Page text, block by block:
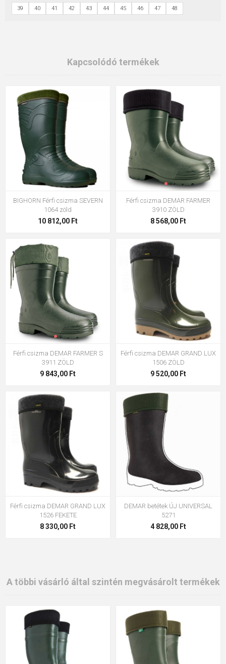
39 40 41 42 43 44 45 46 47 48
Kapcsolódó termékek
BIGHORN Férfi csizma SEVERN
1064 zöld
10 812,00 Ft
Férfi csizma DEMAR FARMER
3910 ZÖLD
8 568,00 Ft
Férfi csizma DEMAR FARMER S
3911 ZÖLD
9 843,00 Ft
Férfi csizma DEMAR GRAND LUX
1506 ZÖLD
9 520,00 Ft
Férfi csizma DEMAR GRAND LUX
1526 FEKETE
8 330,00 Ft
DEMAR betétek ÚJ UNIVERSAL
5271
4 828,00 Ft
A többi vásárló által szintén megvásárolt termékek